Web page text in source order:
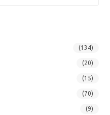
(134)
(20)
(15)
(70)
(9)